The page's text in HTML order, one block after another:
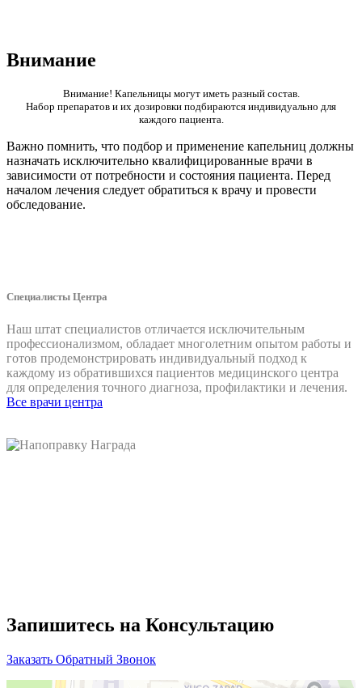
Внимание
Внимание! Капельницы могут иметь разный состав.
Набор препаратов и их дозировки подбираются индивидуально для
каждого пациента.
Важно помнить, что подбор и применение капельниц должны
назначать исключительно квалифицированные врачи в
зависимости от потребности и состояния пациента. Перед
началом лечения следует обратиться к врачу и провести
обследование.
Специалисты Центра
Наш штат специалистов отличается исключительным
профессионализмом, обладает многолетним опытом работы и
готов продемонстрировать индивидуальный подход к
каждому из обратившихся пациентов медицинского центра
для определения точного диагноза, профилактики и лечения.
Все врачи центра
Запишитесь на Консультацию
Заказать Обратный Звонок